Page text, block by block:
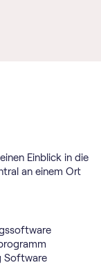
Einblick in die
an einem Ort
Software